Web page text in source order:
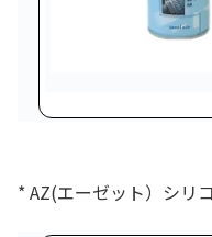
* AZ(エーゼット）シリ